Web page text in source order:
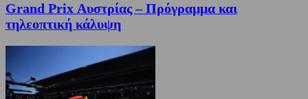
Grand Prix Αυστρίας – Πρόγραμμα και
τηλεοπτική κάλυψη